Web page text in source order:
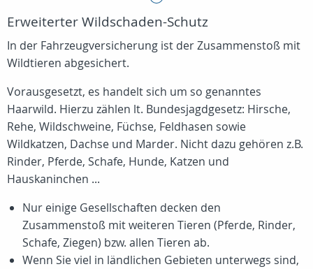
Erweiterter Wildschaden-Schutz
In der Fahrzeugversicherung ist der Zusammenstoß mit
Wildtieren abgesichert.
Vorausgesetzt, es handelt sich um so genanntes
Haarwild. Hierzu zählen lt. Bundesjagdgesetz: Hirsche,
Rehe, Wildschweine, Füchse, Feldhasen sowie
Wildkatzen, Dachse und Marder. Nicht dazu gehören z.B.
Rinder, Pferde, Schafe, Hunde, Katzen und
Hauskaninchen ...
Nur einige Gesellschaften decken den
Zusammenstoß mit weiteren Tieren (Pferde, Rinder,
Schafe, Ziegen) bzw. allen Tieren ab.
Wenn Sie viel in ländlichen Gebieten unterwegs sind,